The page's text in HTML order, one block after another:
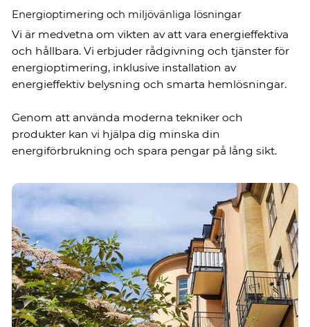
Energioptimering och miljövänliga lösningar
Vi är medvetna om vikten av att vara energieffektiva
och hållbara. Vi erbjuder rådgivning och tjänster för
energioptimering, inklusive installation av
energieffektiv belysning och smarta hemlösningar.
Genom att använda moderna tekniker och
produkter kan vi hjälpa dig minska din
energiförbrukning och spara pengar på lång sikt.